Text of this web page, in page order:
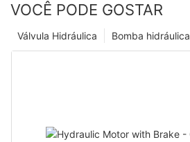
VOCÊ PODE GOSTAR
Bomba hidráulica
Válvula Hidráulica